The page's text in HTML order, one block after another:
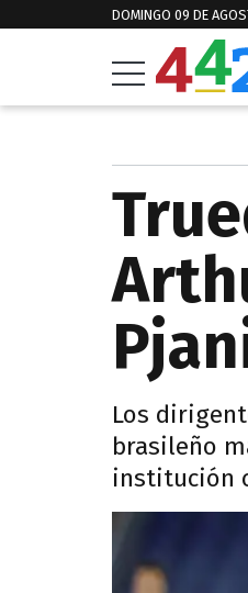
DOMINGO 09 DE
Los
brasileño
institución